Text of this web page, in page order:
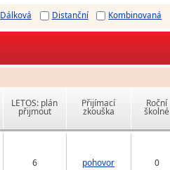
Dálková Distanční Kombinovaná
LETOS: plán
přijmout
Přijímací
zkouška
Roční
školné
6 pohovor 0